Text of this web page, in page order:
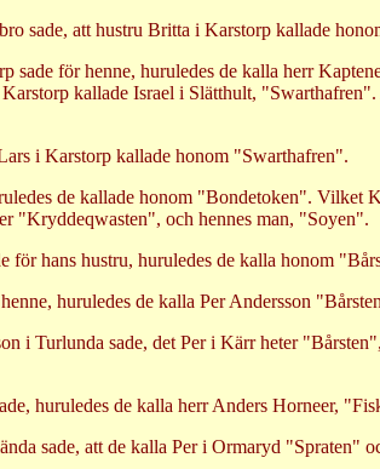
sade, att hustru Britta i Karstorp kallade
sade för henne, huruledes de kalla herr
kallade Israel i Slätthult,
i Karstorp kallade honom "Swarthafren".
de kallade honom "Bondetoken".
"Kryddeqwasten", och hennes man, "Soyen".
för hans hustru, huruledes de kalla honom
huruledes de kalla Per Andersson
i Turlunda sade, det Per i Kärr heter
huruledes de kalla herr Anders Horneer,
sade, att de kalla Per i Ormaryd "Spraten"